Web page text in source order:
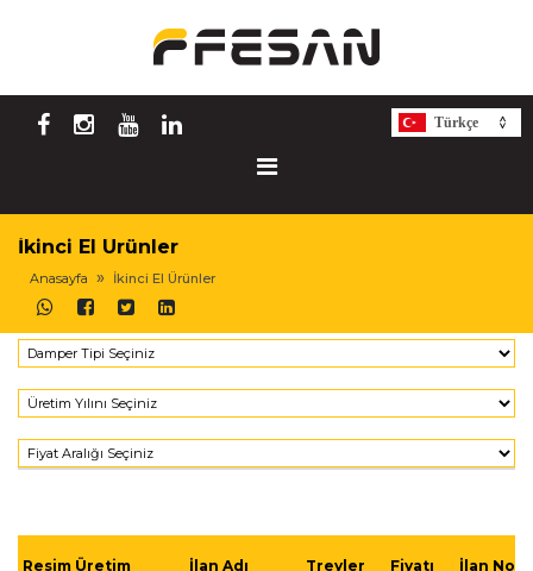
Türkçe
İkinci El Ürünler
Anasayfa İkinci El Ürünler
Resim Üretim
İlan Adı
Treyler
Fiyatı İlan No